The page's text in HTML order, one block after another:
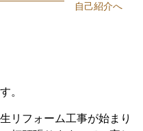
自己紹介へ
。
リフォーム工事が始まり